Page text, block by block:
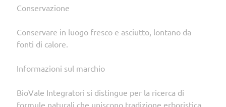
Conservazione
Conservare in luogo fresco e asciutto, lontano da
fonti di calore.
Informazioni sul marchio
BioVale Integratori si distingue per la ricerca di
formule naturali che uniscono tradizione erboristica